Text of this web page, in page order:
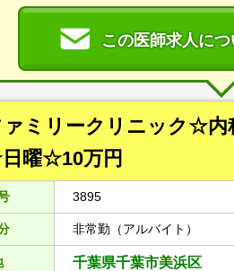
この医師求人に
ァミリークリニック☆
曜☆10万円
3895
非常勤（アルバイト）
千葉県千葉市美浜区